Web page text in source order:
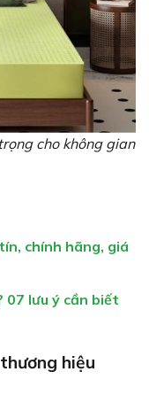
cho không gian
chính hãng, giá
07 lưu ý cần biết
hiệu